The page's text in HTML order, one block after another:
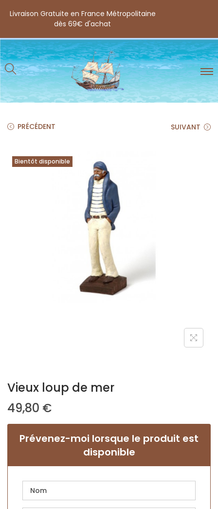
Livraison Gratuite en France Métropolitaine
dès 69€ d'achat
PRÉCÉDENT SUIVANT
Bientôt disponible
Vieux loup de mer
49,80 €
Prévenez-moi lorsque le produit est
disponible